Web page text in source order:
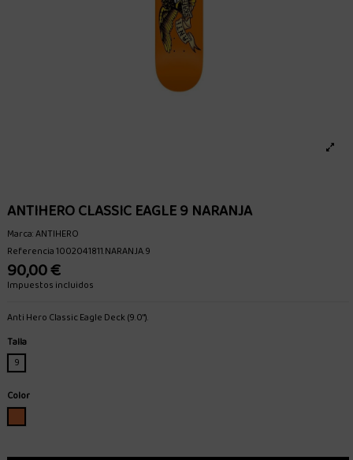
ANTIHERO CLASSIC EAGLE 9 NARANJA
Marca:ANTIHERO
Referencia1002041811.NARANJA.9
90,00 €
Impuestos incluidos
Anti Hero Classic Eagle Deck (9.0").
Talla
9
Color